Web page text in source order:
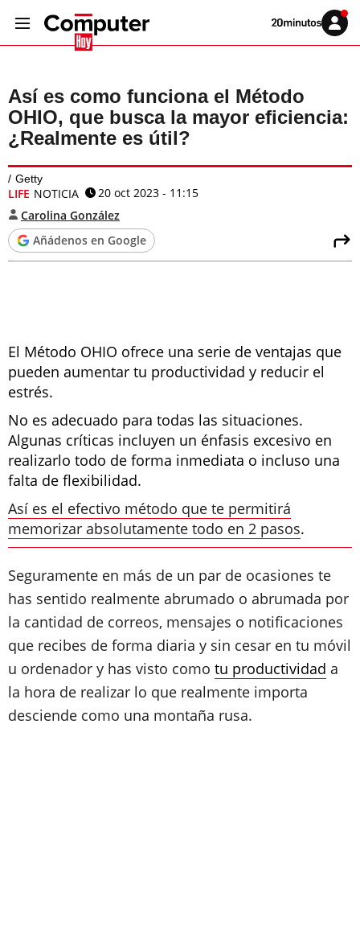
Volver
Iniciar
sesión
Así es como funciona el Método
OHIO, que busca la mayor eficiencia:
¿Realmente es útil?
Getty
LIFE NOTICIA
20 oct 2023 - 11:15
Carolina González
Añádenos en Google
El Método OHIO ofrece una serie de ventajas que
pueden aumentar tu productividad y reducir el
estrés.
No es adecuado para todas las situaciones.
Algunas críticas incluyen un énfasis excesivo en
realizarlo todo de forma inmediata o incluso una
falta de flexibilidad.
Así es el efectivo método que te permitirá
memorizar absolutamente todo en 2 pasos.
Seguramente en más de un par de ocasiones te
has sentido realmente abrumado o abrumada por
la cantidad de correos, mensajes o notificaciones
que recibes de forma diaria y sin cesar en tu móvil
u ordenador y has visto como tu productividad a
la hora de realizar lo que realmente importa
desciende como una montaña rusa.